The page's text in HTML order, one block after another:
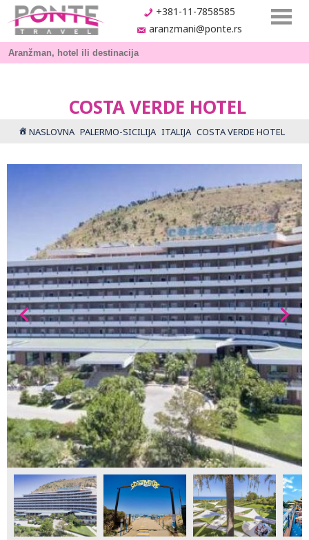
+381-11-7858585
aranzmani@ponte.rs
COSTA VERDE HOTEL
NASLOVNA PALERMO-SICILIJA ITALIJA COSTA VERDE HOTEL